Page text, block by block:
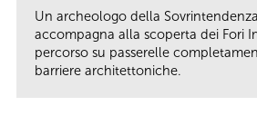
Un archeologo della
accompagna alla scoperta dei Fori
percorso su passerelle
barriere architettoniche.